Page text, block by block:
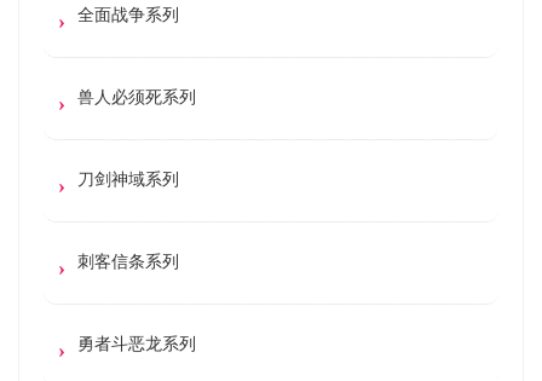
全面战争系列
兽人必须死系列
刀剑神域系列
刺客信条系列
勇者斗恶龙系列